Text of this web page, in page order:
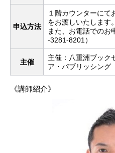
申込方法
１階カウンターにて
をお渡しいたします。
また、お電話でのお
-3281-8201）
主催
主催：八重洲ブッ
ア・パブリッシング
《講師紹介》